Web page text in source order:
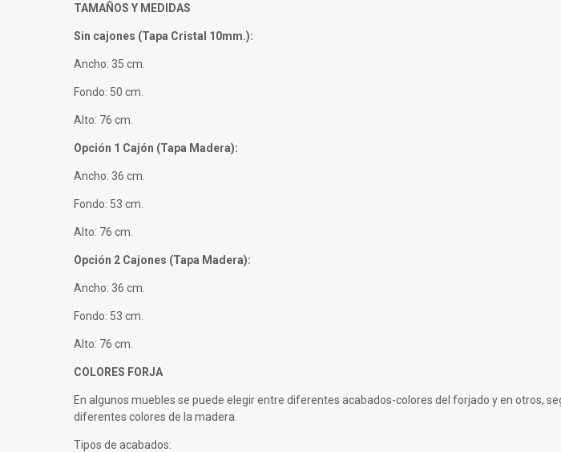
TAMAÑOS Y MEDIDAS
Sin cajones (Tapa Cristal 10mm.):
Ancho: 35 cm.
Fondo: 50 cm.
Alto: 76 cm.
Opción 1 Cajón (Tapa Madera):
Ancho: 36 cm.
Fondo: 53 cm.
Alto: 76 cm.
Opción 2 Cajones (Tapa Madera):
Ancho: 36 cm.
Fondo: 53 cm.
Alto: 76 cm.
COLORES FORJA
En algunos muebles se puede elegir entre diferentes acabados-colores del forjado y en otros,
diferentes colores de la madera.
Tipos de acabados: